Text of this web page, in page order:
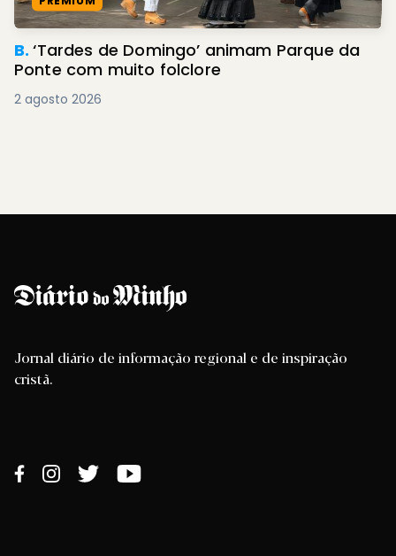
B.‘Tardes de Domingo’ animam Parque da
Ponte com muito folclore
2 agosto 2026
Jornal diário de informação regional e de inspiração
cristã.